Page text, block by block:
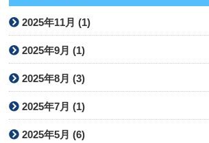
2025年11月 (1)
2025年9月 (1)
2025年8月 (3)
2025年7月 (1)
2025年5月 (6)